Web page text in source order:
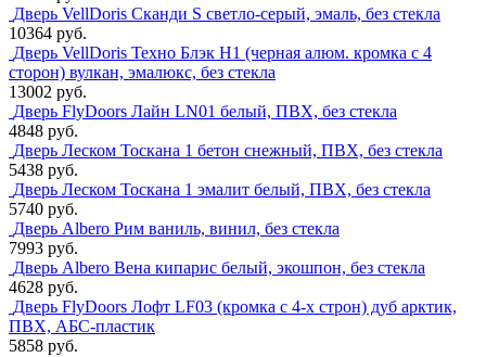
Дверь VellDoris Сканди S светло-серый, эмаль, без стекла
10364 руб.
Дверь VellDoris Техно Блэк H1 (черная алюм. кромка с 4
сторон) вулкан, эмалюкс, без стекла
13002 руб.
Дверь FlyDoors Лайн LN01 белый, ПВХ, без стекла
4848 руб.
Дверь Леском Тоскана 1 бетон снежный, ПВХ, без стекла
5438 руб.
Дверь Леском Тоскана 1 эмалит белый, ПВХ, без стекла
5740 руб.
Дверь Albero Рим ваниль, винил, без стекла
7993 руб.
Дверь Albero Вена кипарис белый, экошпон, без стекла
4628 руб.
Дверь FlyDoors Лофт LF03 (кромка с 4-х строн) дуб арктик,
ПВХ, АБС-пластик
5858 руб.